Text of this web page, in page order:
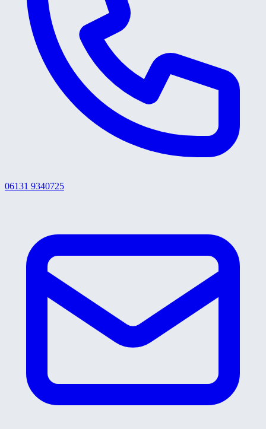
06131 9340725